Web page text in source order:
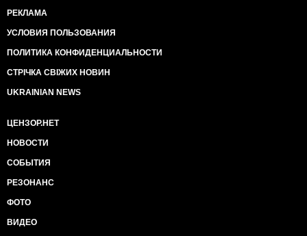
РЕКЛАМА
УСЛОВИЯ ПОЛЬЗОВАНИЯ
ПОЛИТИКА КОНФИДЕНЦИАЛЬНОСТИ
СТРІЧКА СВІЖИХ НОВИН
UKRAINIAN NEWS
ЦЕНЗОР.НЕТ
НОВОСТИ
СОБЫТИЯ
РЕЗОНАНС
ФОТО
ВИДЕО